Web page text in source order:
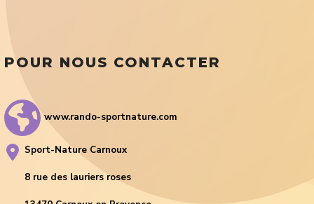
POUR NOUS CONTACTER
www.rando-sportnature.com
Sport-Nature Carnoux
8 rue des lauriers roses